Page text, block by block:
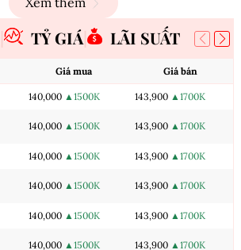
TỶ GIÁ LÃI SUẤT
Giá mua Giá bán
140,000 ▲1500K 143,900 ▲1700K
140,000 ▲1500K 143,900 ▲1700K
140,000 ▲1500K 143,900 ▲1700K
140,000 ▲1500K 143,900 ▲1700K
140,000 ▲1500K 143,900 ▲1700K
140,000 ▲1500K 143,900 ▲1700K